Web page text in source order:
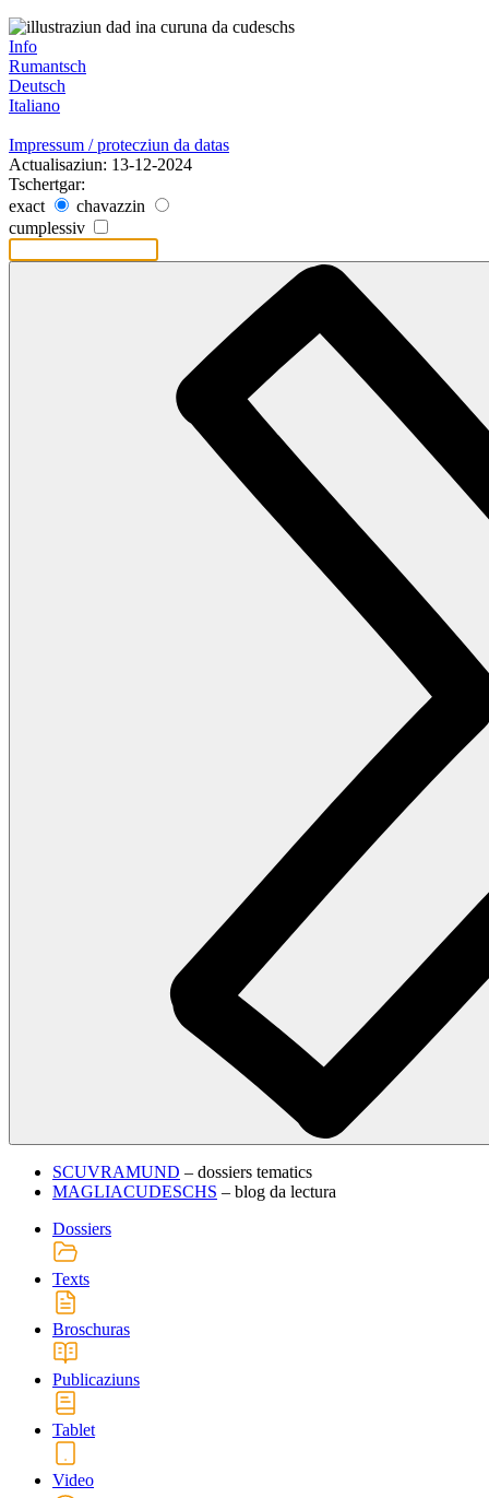
Info
Rumantsch
Deutsch
Italiano
Impressum / protecziun da datas
Actualisaziun: 13-12-2024
Tschertgar:
exact
chavazzin
cumplessiv
SCUVRAMUND – dossiers tematics
MAGLIACUDESCHS – blog da lectura
Dossiers
Texts
Broschuras
Publicaziuns
Tablet
Video